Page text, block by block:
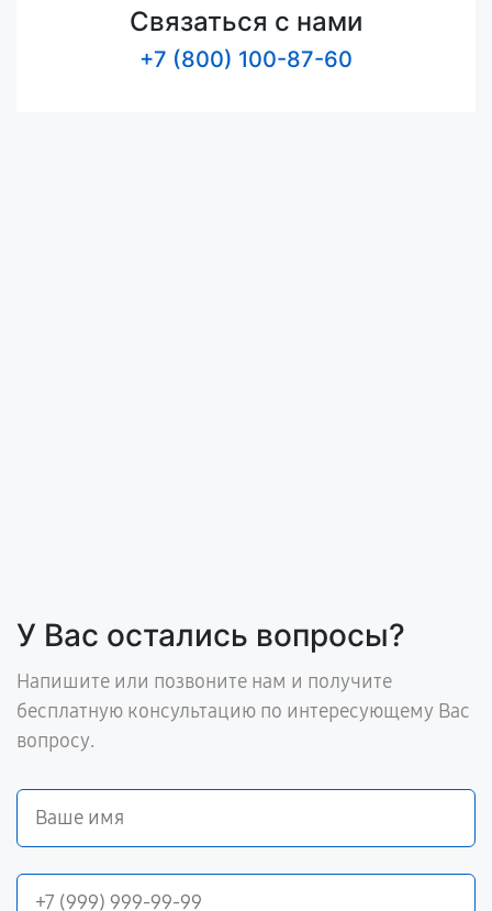
Связаться с нами
+7 (800) 100-87-60
У Вас остались вопросы?
Напишите или позвоните нам и получите
бесплатную консультацию по интересующему Вас
вопросу.